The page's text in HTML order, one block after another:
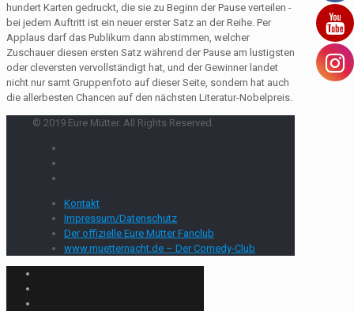
hundert Karten gedruckt, die sie zu Beginn der Pause verteilen -
bei jedem Auftritt ist ein neuer erster Satz an der Reihe. Per
Applaus darf das Publikum dann abstimmen, welcher
Zuschauer diesen ersten Satz während der Pause am lustigsten
oder cleversten vervollständigt hat, und der Gewinner landet
nicht nur samt Gruppenfoto auf dieser Seite, sondern hat auch
die allerbesten Chancen auf den nächsten Literatur-Nobelpreis.
© 2019 Eure Mütter. All Rights Reserved.
Kontakt
Impressum/Datenschutz
Der offizielle Eure Mütter Fanclub
www.muetternacht.de – Der Comedy-Club